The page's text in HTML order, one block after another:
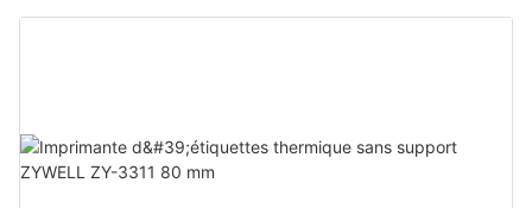
USB+LAN/USB+WIFI/BT (en option) Noir